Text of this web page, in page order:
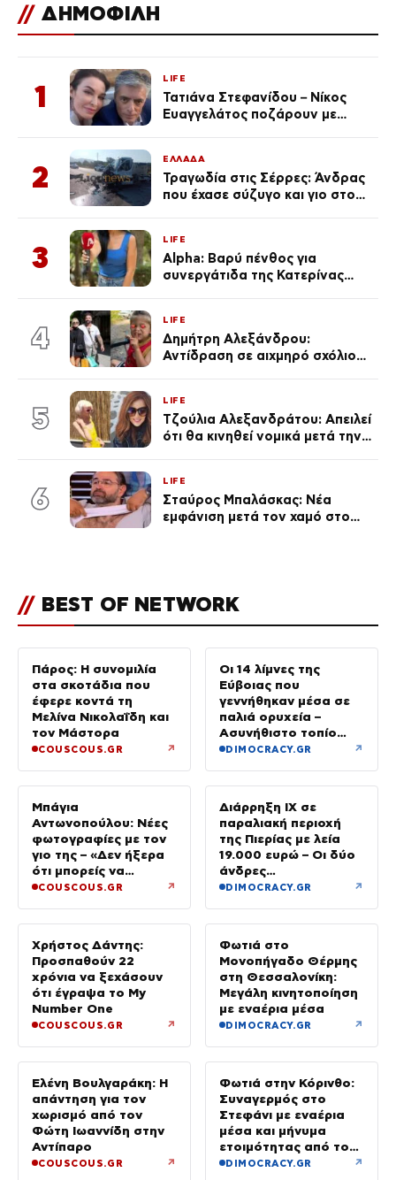
// ΔΗΜΟΦΙΛΗ
1
LIFE
Τατιάνα Στεφανίδου – Νίκος
Ευαγγελάτος ποζάρουν με
2
ΕΛΛΑΔΑ
Τραγωδία στις Σέρρες: Άνδρας
που έχασε σύζυγο και γιο στο
3
LIFE
Alpha: Βαρύ πένθος για
συνεργάτιδα της Κατερίνας
του Θεού»
4
LIFE
Δημήτρη Αλεξάνδρου:
Αντίδραση σε αιχμηρό σχόλιο
5
LIFE
Τζούλια Αλεξανδράτου: Απειλεί
ότι θα κινηθεί νομικά μετά την
6
LIFE
Σταύρος Μπαλάσκας: Νέα
εμφάνιση μετά τον χαμό στο
// BEST OF NETWORK
Πάρος: Η συνομιλία
στα σκοτάδια που
έφερε κοντά τη
Μελίνα Νικολαΐδη και
τον Μάστορα
COUSCOUS.GR ↗
Οι 14 λίμνες της
Εύβοιας που
γεννήθηκαν μέσα σε
παλιά ορυχεία –
Ασυνήθιστο τοπίο
στην Ελλάδα
DIMOCRACY.GR ↗
Μπάγια
Αντωνοπούλου: Νέες
φωτογραφίες με τον
γιο της – «Δεν ήξερα
ότι μπορείς να
ερωτευτείς τόσο πολύ
COUSCOUS.GR ↗
Διάρρηξη ΙΧ σε
παραλιακή περιοχή
της Πιερίας με λεία
19.000 ευρώ – Οι δύο
άνδρες
συνελήφθησαν στην
DIMOCRACY.GR ↗
Χρήστος Δάντης:
Προσπαθούν 22
χρόνια να ξεχάσουν
ότι έγραψα το My
Number One
COUSCOUS.GR ↗
Φωτιά στο
Μονοπήγαδο Θέρμης
στη Θεσσαλονίκη:
Μεγάλη κινητοποίηση
με εναέρια μέσα
DIMOCRACY.GR ↗
Ελένη Βουλγαράκη: Η
απάντηση για τον
χωρισμό από τον
Φώτη Ιωαννίδη στην
Αντίπαρο
COUSCOUS.GR ↗
Φωτιά στην Κόρινθο:
Συναγερμός στο
Στεφάνι με εναέρια
μέσα και μήνυμα
ετοιμότητας από το
112DIMOCRACY.GR ↗